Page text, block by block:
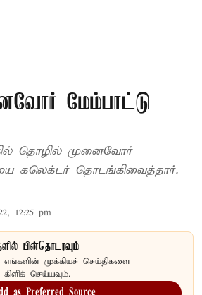
மேம்பாட்டு
தொழில் முனைவோர்
கலெக்டர் தொடங்கிவைத்தார்.
12:25 pm
பின்தொடரவும்
எங்களின் முக்கியச் செய்திகளை
செய்யவும்.